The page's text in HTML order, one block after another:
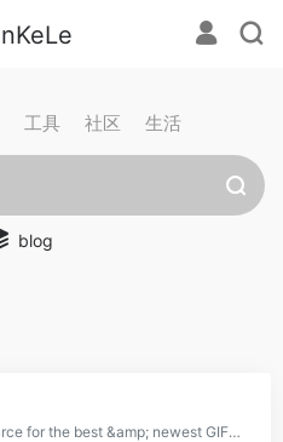
工具 社区 生活
blog
GIPHY is your top source for the best &amp; newest GIFs &amp; Animated Stickers online. Find everything from funny GIFs, reaction GIFs, unique GIFs and more.